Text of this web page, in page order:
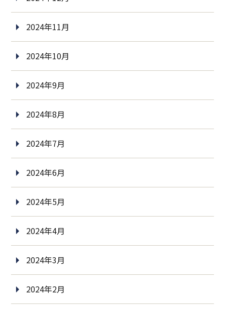
2024年11月
2024年10月
2024年9月
2024年8月
2024年7月
2024年6月
2024年5月
2024年4月
2024年3月
2024年2月